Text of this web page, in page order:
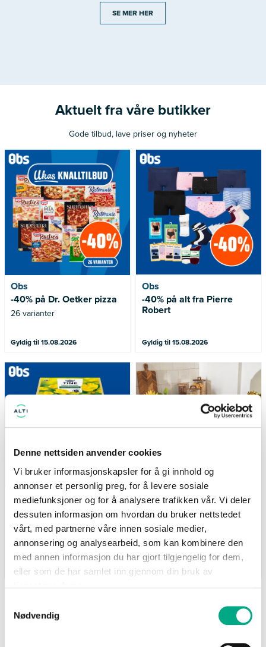
Denne nettsiden anvender cookies
Vi bruker informasjonskapsler for å gi innhold og
annonser et personlig preg, for å levere sosiale
mediefunksjoner og for å analysere trafikken vår. Vi deler
dessuten informasjon om hvordan du bruker nettstedet
vårt, med partnerne våre innen sosiale medier,
annonsering og analysearbeid, som kan kombinere den
med annen informasjon du har gjort tilgjengelig for dem,
eller som de har samlet inn gjennom din bruk av
Nødvendig
SE MER HER
Aktuelt fra våre butikker
Gode tilbud, lave priser og nyheter
Obs
-40% på Dr. Oetker pizza
26 varianter
Gyldig til 15.08.2026
26 varianter
Obs
-40% på alt fra Pierre
Robert
Gyldig til 15.08.2026
Obs
Tine smør 2 for 100,-
500 g. Fra 100,00/kg. 1 stk
67,90
Gyldig til 15.08.2026
500 g. Fra 100,00/kg. 1 stk
Nille
-50% på alt til kjøkkenet
*Gjelder ikke Studio og
allerede nedsatte varer
Gyldig til 22.08.2026
*Gjelder ikke Studio og
allerede nedsatte varer